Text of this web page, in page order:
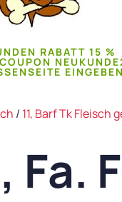
RABATT 15 %
EINGEBEN
/ 11, Barf Tk Fleisch
Fa.